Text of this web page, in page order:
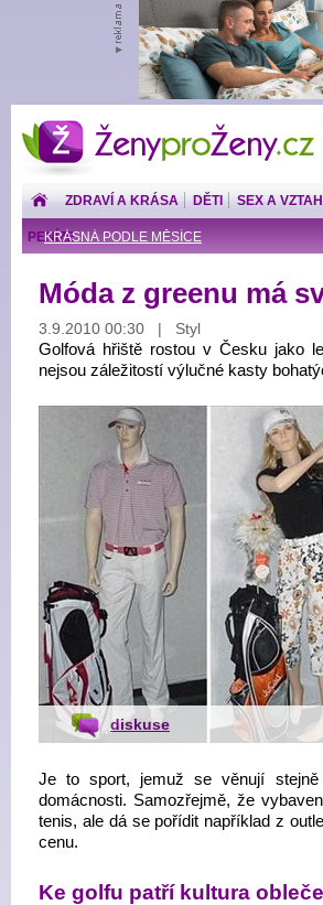
ŽenyproŽeny.cz
ZDRAVÍ A KRÁSA DĚTI SEX A
KRÁSNÁ PODLE MĚSÍCE
PENÍZE
Móda z greenu má
3.9.2010 00:30 | Styl
Golfová hřiště rostou v Česku jako
nejsou záležitostí výlučné kasty
diskuse
Je to sport, jemuž se věnují
domácnosti. Samozřejmě, že
tenis, ale dá se pořídit například z
cenu.
Ke golfu patří kultura